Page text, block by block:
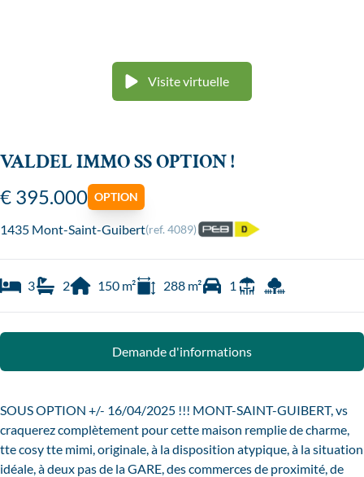
Visite virtuelle
VALDEL IMMO SS OPTION !
€ 395.000 OPTION
1435 Mont-Saint-Guibert(ref. 4089)
3 2 150 m² 288 m² 1
Demande d'informations
SOUS OPTION +/- 16/04/2025 !!! MONT-SAINT-GUIBERT, vs
craquerez complètement pour cette maison remplie de charme,
tte cosy tte mimi, originale, à la disposition atypique, à la situation
idéale, à deux pas de la GARE, des commerces de proximité, de